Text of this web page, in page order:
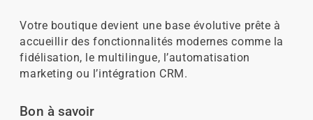
Votre boutique devient une base évolutive prête à
accueillir des fonctionnalités modernes comme la
fidélisation, le multilingue, l’automatisation
marketing ou l’intégration CRM.
Bon à savoir